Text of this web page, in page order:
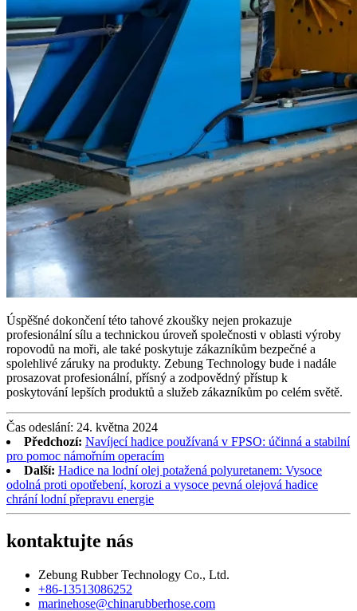
Úspěšné dokončení této tahové zkoušky nejen prokazuje
profesionální sílu a technickou úroveň společnosti v oblasti výroby
ropovodů na moři, ale také poskytuje zákazníkům bezpečné a
spolehlivé záruky na produkty. Zebung Technology bude i nadále
prosazovat profesionální, přísný a zodpovědný přístup k
poskytování lepších produktů a služeb zákazníkům po celém světě.
Čas odeslání: 24. května 2024
Předchozí: Navíjecí hadice používaná v FPSO: účinná a stabilní
pro pomoc námořním operacím
Další: Hadice na lodní olej potažená polyuretanem: Vysoce
odolná proti opotřebení, korozi a vysoce pevná olejová hadice
chrání lodní přepravu energie
kontaktujte nás
Zebung Rubber Technology Co., Ltd.
+86-13513086252
marinehose@chinarubberhose.com